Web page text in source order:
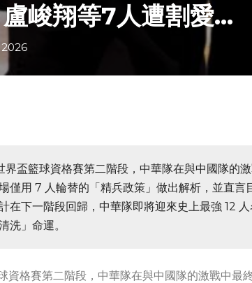
峻翔等7人遭割愛...
界盃籃球資格賽第二階段，中華隊在與中國隊的
僅用 7 人輪替的「精兵政策」做出解析，並直
在下一階段回歸，中華隊即將迎來史上最強 12
洗」命運。
資格賽第二階段，中華隊在與中國隊的激戰中最